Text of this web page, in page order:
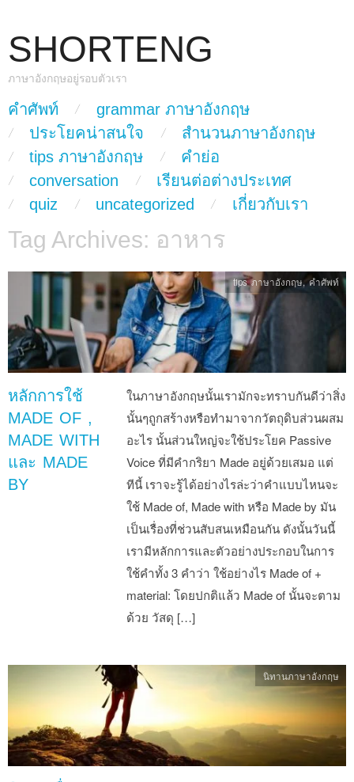
SHORTENG
ภาษาอังกฤษอยู่รอบตัวเรา
Main Menu
skip to content
คำศัพท์
grammar ภาษาอังกฤษ
ประโยคน่าสนใจ
สำนวนภาษาอังกฤษ
tips ภาษาอังกฤษ
คำย่อ
conversation
เรียนต่อต่างประเทศ
quiz
uncategorized เกี่ยวกับเรา
Tag Archives: อาหาร
หลักการใช้
MADE OF ,
MADE WITH
และ MADE
BY
ในภาษาอังกฤษนั้นเรามักจะทราบกันดีว่าสิ่ง
นั้นๆถูกสร้างหรือทำมาจากวัตถุดิบส่วนผสม
อะไร นั้นส่วนใหญ่จะใช้ประโยค Passive
Voice ที่มีคำกริยา Made อยู่ด้วยเสมอ แต่
ทีนี้ เราจะรู้ได้อย่างไรล่ะว่าคำแบบไหนจะ
ใช้ Made of, Made with หรือ Made by มัน
เป็นเรื่องที่ช่วนสับสนเหมือนกัน ดังนั้นวันนี้
เรามีหลักการและตัวอย่างประกอบในการ
ใช้คำทั้ง 3 คำว่า ใช้อย่างไร Made of +
material: โดยปกติแล้ว Made of นั้นจะตาม
ด้วย วัสดุ […]
tips ภาษาอังกฤษ,คำศัพท์
นิทานภาษาอังกฤษ